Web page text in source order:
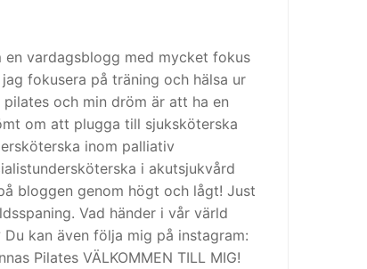
vardagsblogg med mycket fokus
fokusera på träning och hälsa ur
och min dröm är att ha en
om att plugga till sjuksköterska
inom palliativ
i akutsjukvård
bloggen genom högt och lågt! Just
Vad händer i vår värld
kan även följa mig på instagram:
Pilates VÄLKOMMEN TILL MIG!